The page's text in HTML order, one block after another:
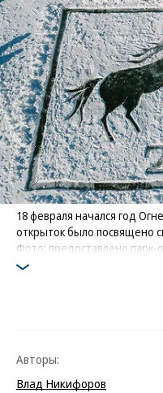
18 февраля начался год
открыток было посвящено
Фото: предоставлено парк-
Авторы:
Влад Никифоров